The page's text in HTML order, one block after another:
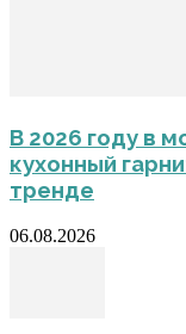
В 2026 году в
кухонный
тренде
06.08.2026